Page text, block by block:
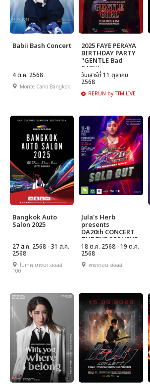
Babii Bash Concert
4 ต.ค. 2568
Monte Carlo Bangkok
2025 FAYE PERAYA
BIRTHDAY PARTY
''GENTLE Bad
GIRL''
วันเสาร์ที่ 11 ตุลาคม
2568
RERUN by TTM LIVE
Bangkok Auto
Salon 2025
27 ส.ค. 2568 - 31 ส.ค.
2568
ไบเทค บางนา ฮอลล์
100
Jula's Herb
presents
DA20th CONCERT
THE ENDORPHINE
EFFECT
18 ต.ค. 2568 - 19 ต.ค.
2568
พารากอน ฮอลล์